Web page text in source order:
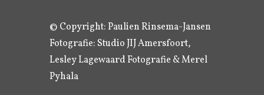
© Copyright: Paulien Rinsema-Jansen
Fotografie: Studio JIJ Amersfoort,
Lesley Lagewaard Fotografie & Merel
Pyhala